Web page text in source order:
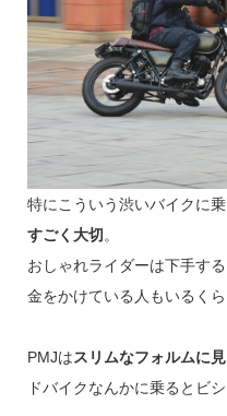
特にこういう渋いバイクに乗
すごく大切。
おしゃれライダーは下手す
金をかけている人もいるくら
PMJはスリムなフォルムに
ドバイクなんかに乗るとビ